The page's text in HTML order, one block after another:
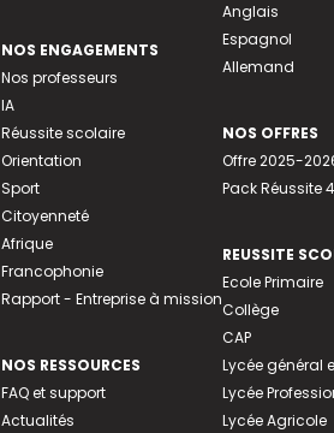
NOS ENGAGEMENTS
Nos professeurs
IA
Réussite scolaire
Orientation
Sport
Citoyenneté
Afrique
Francophonie
Rapport - Entreprise à mission
NOS RESSOURCES
FAQ et support
Actualités
Anglais
Espagnol
Allemand
NOS OFFRES
Offre 2025-
Pack Réussite
REUSSITE
Ecole Primaire
Collège
CAP
Lycée général
Lycée
Lycée Agricole